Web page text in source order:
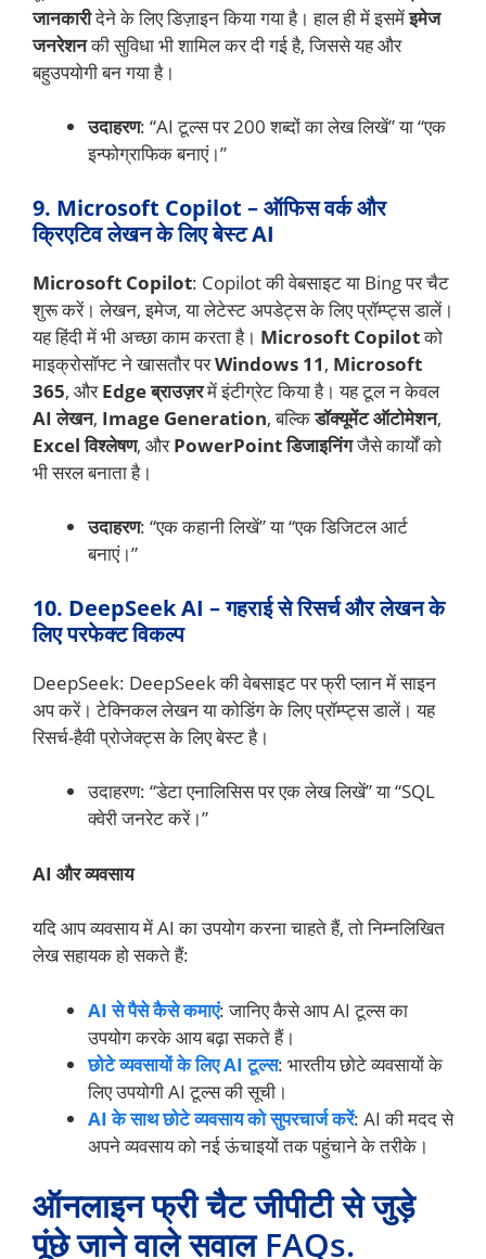
जानकारीदेने के लिए डिज़ाइन किया गया है। हाल ही में इसमेंइमेज
जनरेशनकी सुविधा भी शामिल कर दी गई है, जिससे यह और
बहुउपयोगी बन गया है।
उदाहरण: “AI टूल्स पर 200 शब्दों का लेख लिखें” या “एक
इन्फोग्राफिक बनाएं।”
9. Microsoft Copilot – ऑफिस वर्क और
क्रिएटिव लेखन के लिए बेस्ट AI
Microsoft Copilot: Copilot की वेबसाइट या Bing पर चैट
शुरू करें। लेखन, इमेज, या लेटेस्ट अपडेट्स के लिए प्रॉम्प्ट्स डालें।
यह हिंदी में भी अच्छा काम करता है। Microsoft Copilotको
माइक्रोसॉफ्ट ने खासतौर परWindows 11, Microsoft
365, औरEdge ब्राउज़रमें इंटीग्रेट किया है। यह टूल न केवल
AI लेखन, Image Generation, बल्किडॉक्यूमेंट ऑटोमेशन,
Excel विश्लेषण, औरPowerPoint डिजाइनिंगजैसे कार्यों को
भी सरल बनाता है।
उदाहरण: “एक कहानी लिखें” या “एक डिजिटल आर्ट
बनाएं।”
10. DeepSeek AI – गहराई से रिसर्च और लेखन के
लिए परफेक्ट विकल्प
DeepSeek: DeepSeek की वेबसाइट पर फ्री प्लान में साइन
अप करें। टेक्निकल लेखन या कोडिंग के लिए प्रॉम्प्ट्स डालें। यह
रिसर्च-हैवी प्रोजेक्ट्स के लिए बेस्ट है।
उदाहरण: “डेटा एनालिसिस पर एक लेख लिखें” या “SQL
क्वेरी जनरेट करें।”
AI और व्यवसाय
यदि आप व्यवसाय में AI का उपयोग करना चाहते हैं, तो निम्नलिखित
लेख सहायक हो सकते हैं:
AI से पैसे कैसे कमाएं: जानिए कैसे आप AI टूल्स का
उपयोग करके आय बढ़ा सकते हैं।
छोटे व्यवसायों के लिए AI टूल्स: भारतीय छोटे व्यवसायों के
लिए उपयोगी AI टूल्स की सूची।
AI के साथ छोटे व्यवसाय को सुपरचार्ज करें: AI की मदद से
अपने व्यवसाय को नई ऊंचाइयों तक पहुंचाने के तरीके।
ऑनलाइन फ्री चैट जीपीटी से जुड़े
पूंछे जाने वाले सवाल FAQs.